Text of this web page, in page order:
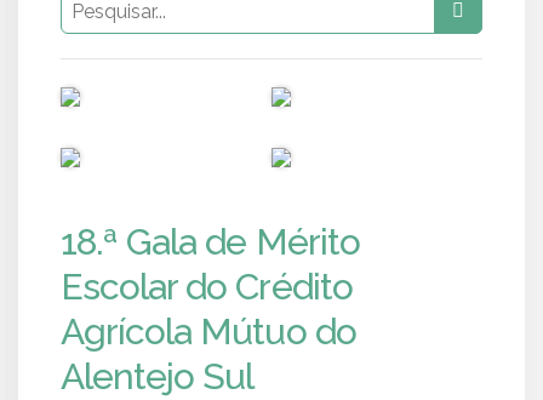
18.ª Gala de Mérito
Escolar do Crédito
Agrícola Mútuo do
Alentejo Sul